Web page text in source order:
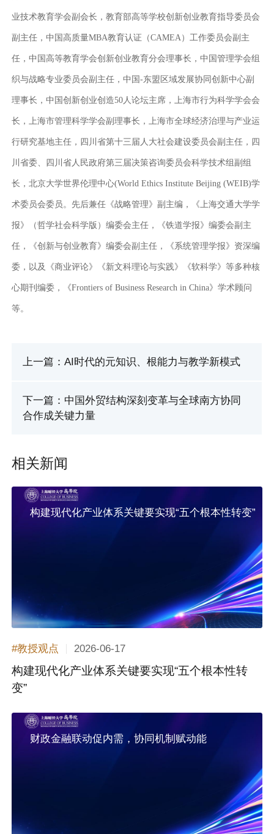
业技术教育学会副会长，教育部高等学校创新创业教育指导委员会
副主任，中国高质量MBA教育认证（CAMEA）工作委员会副主
任，中国高等教育学会创新创业教育分会理事长，中国管理学会组
织与战略专业委员会副主任，中国-东盟区域发展协同创新中心副
理事长，中国创新创业创造50人论坛主席，上海市行为科学学会会
长，上海市管理科学学会副理事长，上海市全球经济治理与产业运
行研究基地主任，四川省第十三届人大社会建设委员会副主任，四
川省委、四川省人民政府第三届决策咨询委员会科学技术组副组
长，北京大学世界伦理中心(World Ethics Institute Beijing (WEIB)学
术委员会委员。先后兼任《战略管理》副主编，《上海交通大学学
报》（哲学社会科学版）编委会主任，《铁道学报》编委会副主
任，《创新与创业教育》编委会副主任，《系统管理学报》资深编
委，以及《商业评论》《新文科理论与实践》《软科学》等多种核
心期刊编委，《Frontiers of Business Research in China》学术顾问
等。
上一篇：AI时代的元知识、根能力与教学新模式
下一篇：中国外贸结构深刻变革与全球南方协同
合作成关键力量
相关新闻
构建现代化产业体系关键要实现“五个根本性转变”
#教授观点 2026-06-17
构建现代化产业体系关键要实现“五个根本性转
变”
财政金融联动促内需，协同机制赋动能